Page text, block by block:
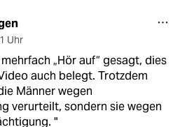
Uhr
„Hör auf“ gesagt, dies
auch belegt. Trotzdem
Männer wegen
verurteilt, sondern sie wegen
"